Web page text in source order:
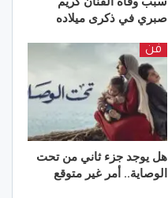
صبري في ذكرى ميلاده
فن
هل يوجد جزء ثاني من تحت
الوصاية.. أمر غير متوقع